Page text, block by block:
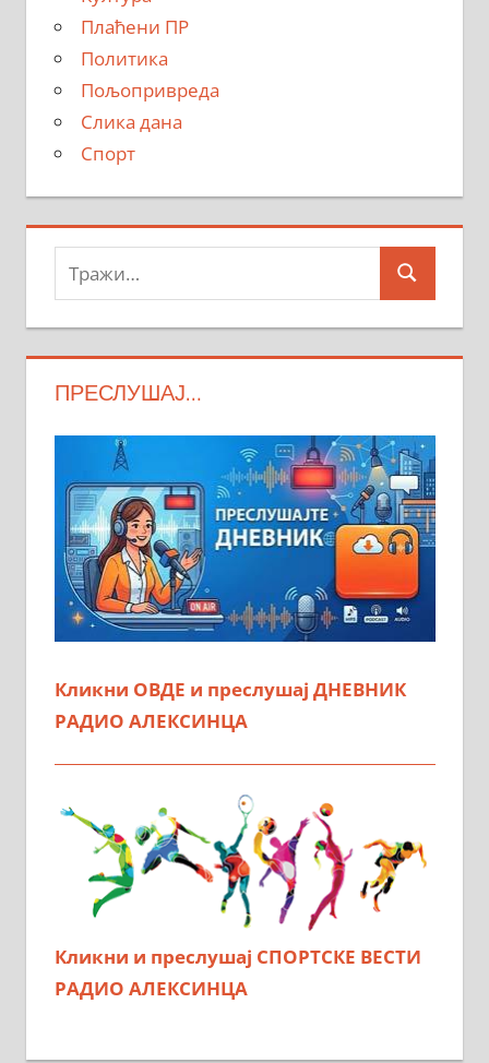
Плаћени ПР
Политика
Пољопривреда
Слика дана
Спорт
Тражи:
Search
ПРЕСЛУШАЈ…
Кликни ОВДЕ и преслушај ДНЕВНИК
РАДИО АЛЕКСИНЦА
Кликни и преслушај СПОРТСКЕ ВЕСТИ
РАДИО АЛЕКСИНЦА